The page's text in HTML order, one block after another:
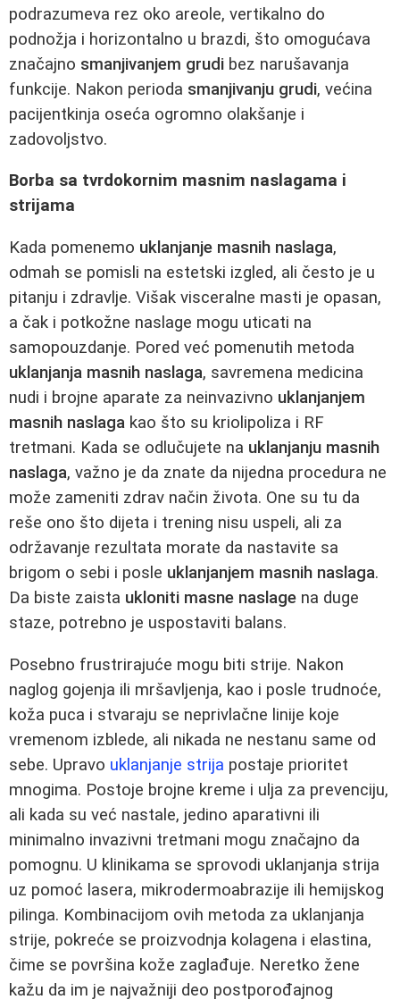
podrazumeva rez oko areole, vertikalno do
podnožja i horizontalno u brazdi, što omogućava
značajno smanjivanjem grudi bez narušavanja
funkcije. Nakon perioda smanjivanju grudi, većina
pacijentkinja oseća ogromno olakšanje i
zadovoljstvo.
Borba sa tvrdokornim masnim naslagama i
strijama
Kada pomenemo uklanjanje masnih naslaga,
odmah se pomisli na estetski izgled, ali često je u
pitanju i zdravlje. Višak visceralne masti je opasan,
a čak i potkožne naslage mogu uticati na
samopouzdanje. Pored već pomenutih metoda
uklanjanja masnih naslaga, savremena medicina
nudi i brojne aparate za neinvazivno uklanjanjem
masnih naslaga kao što su kriolipoliza i RF
tretmani. Kada se odlučujete na uklanjanju masnih
naslaga, važno je da znate da nijedna procedura ne
može zameniti zdrav način života. One su tu da
reše ono što dijeta i trening nisu uspeli, ali za
održavanje rezultata morate da nastavite sa
brigom o sebi i posle uklanjanjem masnih naslaga.
Da biste zaista ukloniti masne naslage na duge
staze, potrebno je uspostaviti balans.
Posebno frustrirajuće mogu biti strije. Nakon
naglog gojenja ili mršavljenja, kao i posle trudnoće,
koža puca i stvaraju se neprivlačne linije koje
vremenom izblede, ali nikada ne nestanu same od
sebe. Upravo uklanjanje strija postaje prioritet
mnogima. Postoje brojne kreme i ulja za prevenciju,
ali kada su već nastale, jedino aparativni ili
minimalno invazivni tretmani mogu značajno da
pomognu. U klinikama se sprovodi uklanjanja strija
uz pomoć lasera, mikrodermoabrazije ili hemijskog
pilinga. Kombinacijom ovih metoda za uklanjanja
strije, pokreće se proizvodnja kolagena i elastina,
čime se površina kože zaglađuje. Neretko žene
kažu da im je najvažniji deo postporođajnog